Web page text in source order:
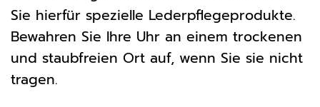
Sie hierfür spezielle Lederpflegeprodukte.
Bewahren Sie Ihre Uhr an einem trockenen
und staubfreien Ort auf, wenn Sie sie nicht
tragen.